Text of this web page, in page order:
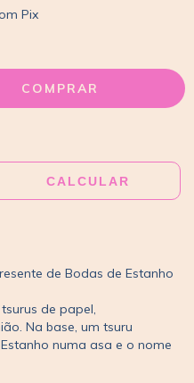
Pix
CALCULAR
de Bodas de Estanho
de papel,
Na base, um tsuru
numa asa e o nome